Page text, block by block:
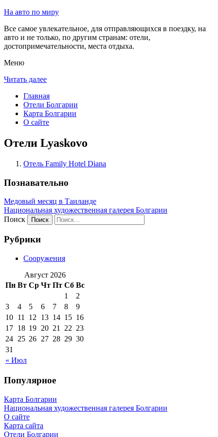
На авто по миру
Все самое увлекательное, для отправляющихся в поездку, на
авто и не только, по другим странам: отели,
достопримечательности, места отдыха.
Меню
Читать далее
Главная
Отели Болгарии
Карта Болгарии
О сайте
Отели Lyaskovo
Отель Family Hotel Diana
Познавательно
Медовый месяц в Таиланде
Национальная художественная галерея Болгарии
Поиск
Рубрики
Сооружения
Август 2026
Пн Вт Ср Чт Пт Сб Вс
« Июл
1
2
3
4 5 6 7 8
9
10 11 12 13 14 15 16
17 18 19 20 21 22 23
24 25 26 27 28 29 30
31
Популярное
Карта Болгарии
Национальная художественная галерея Болгарии
О сайте
Карта сайта
Отели Болгарии